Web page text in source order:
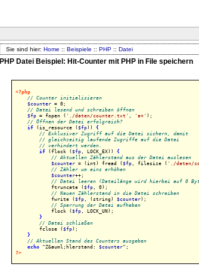
Sie sind hier:Home ::Beispiele ::PHP ::Datei
PHP Datei Beispiel: Hit-Counter mit PHP in File speichern
<?php
// Counter initialisieren
$counter = 0;
// Datei lesend und schreiben öffnen
$fp = fopen ( './daten/counter.txt' 'a+' );
// Öffnen der Datei erfolgreich?
if (is_resource ($fp)) {
// Exklusiver Zugriff auf die Datei sichern, damit
// gleichzeitig laufende Zugriffe auf die Datei
// verhindert werden.
if (flock ($fp, LOCK_EX)) {
// Aktuellen Zählerstand aus der Datei auslesen
$counter = (int) fread ($fp, filesize ( './daten/
// Zähler um eins erhöhen
$counter++;
// Datei leeren (Dateilänge wird hierbei auf 0
ftruncate ($fp, 0);
// Neuen Zählerstand in die Datei schreiben
fwrite ($fp, (string) $counter);
// Sperrung der Datei aufheben
flock ($fp, LOCK_UN);
}
// Datei schließen
fclose ($fp);
}
// Aktuellen Stand des Counters ausgeben
echo "Z&auml;hlerstand: $counter
?>